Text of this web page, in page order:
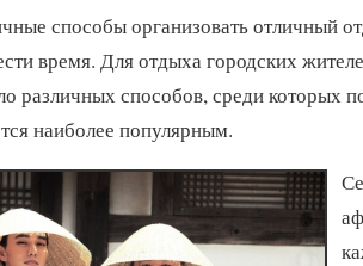
способы организовать отличный
время. Для отдыха городских
различных способов, среди которых
наиболее популярным.